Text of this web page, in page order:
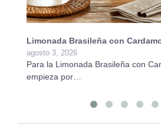
Limonada Brasileña con
agosto 3, 2026
Para la Limonada Brasileña con
empieza por…